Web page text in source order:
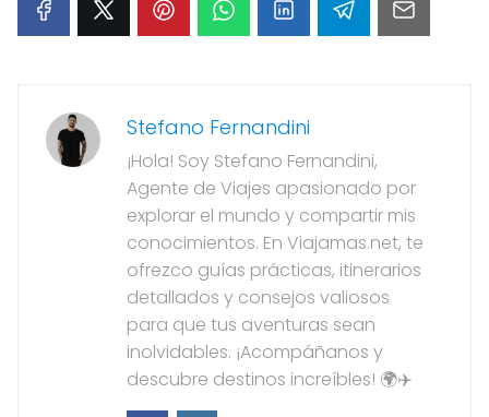
Stefano Fernandini
¡Hola! Soy Stefano Fernandini,
Agente de Viajes apasionado por
explorar el mundo y compartir mis
conocimientos. En Viajamas.net, te
ofrezco guías prácticas, itinerarios
detallados y consejos valiosos
para que tus aventuras sean
inolvidables. ¡Acompáñanos y
descubre destinos increíbles! 🌍✈️